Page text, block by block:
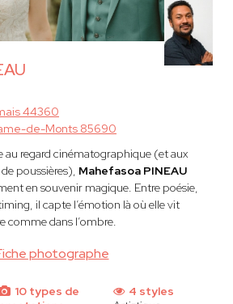
photographe
44360
de-Monts 85690
au regard cinématographique (et aux
poussières), Mahefasoa PINEAU
en souvenir magique. Entre poésie,
il capte l’émotion là où elle vit
comme dans l’ombre.
10 types de
4 styles